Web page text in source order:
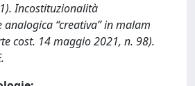
Incostituzionalità
analogica “creativa” in malam
cost. 14 maggio 2021, n. 98).